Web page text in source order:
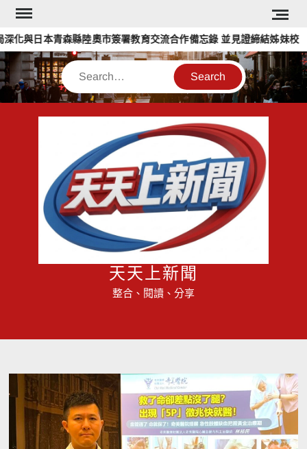
Skip
content
日本青森縣陸奧市簽署教育交流合作備忘錄 並見證締結姊妹校
Search
天天上新聞
整合、閱讀、分享